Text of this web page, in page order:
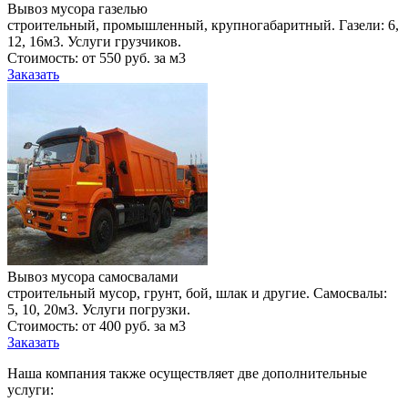
Вывоз мусора газелью
строительный, промышленный, крупногабаритный. Газели: 6,
12, 16м3. Услуги грузчиков.
Стоимость: от 550 руб. за м3
Заказать
Вывоз мусора самосвалами
строительный мусор, грунт, бой, шлак и другие. Самосвалы:
5, 10, 20м3. Услуги погрузки.
Стоимость: от 400 руб. за м3
Заказать
Наша компания также осуществляет две дополнительные
услуги: